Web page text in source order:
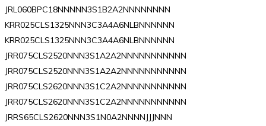
JRL060BPC18NNNNN3S1B2A2NNNNNNNN
KRR025CLS1325NNN3C3A4A6NLBNNNNNN
KRR025CLS1325NNN3C3A4A6NLBNNNNNN
JRR075CLS2520NNN3S1A2A2NNNNNNNNNNN
JRR075CLS2520NNN3S1A2A2NNNNNNNNNNN
JRR075CLS2620NNN3S1C2A2NNNNNNNNNNN
JRR075CLS2620NNN3S1C2A2NNNNNNNNNNN
JRRS65CLS2620NNN3S1N0A2NNNNJJJNNN